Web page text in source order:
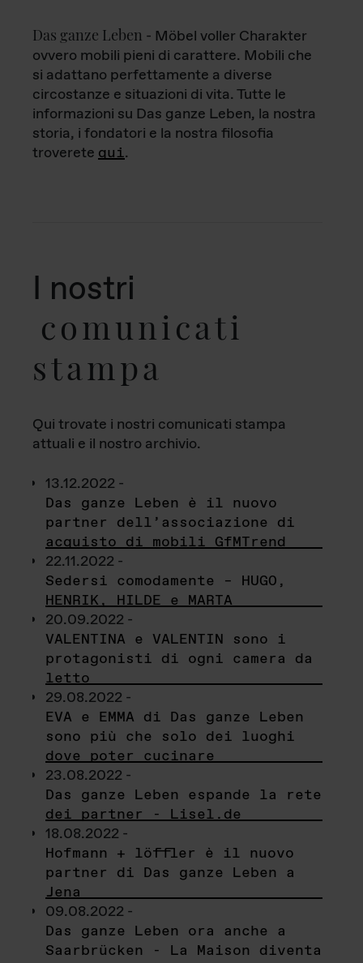
Das ganze Leben - Möbel voller Charakter
ovvero mobili pieni di carattere. Mobili che
si adattano perfettamente a diverse
circostanze e situazioni di vita. Tutte le
informazioni su Das ganze Leben, la nostra
storia, i fondatori e la nostra filosofia
troverete qui.
I nostri
comunicati
stampa
Qui trovate i nostri comunicati stampa
attuali e il nostro archivio.
13.12.2022 -
Das ganze Leben è il nuovo
partner dell’associazione di
acquisto di mobili GfMTrend
22.11.2022 -
Sedersi comodamente – HUGO,
HENRIK, HILDE e MARTA
20.09.2022 -
VALENTINA e VALENTIN sono i
protagonisti di ogni camera da
letto
29.08.2022 -
EVA e EMMA di Das ganze Leben
sono più che solo dei luoghi
dove poter cucinare
23.08.2022 -
Das ganze Leben espande la rete
dei partner - Lisel.de
18.08.2022 -
Hofmann + löffler è il nuovo
partner di Das ganze Leben a
Jena
09.08.2022 -
Das ganze Leben ora anche a
Saarbrücken - La Maison diventa